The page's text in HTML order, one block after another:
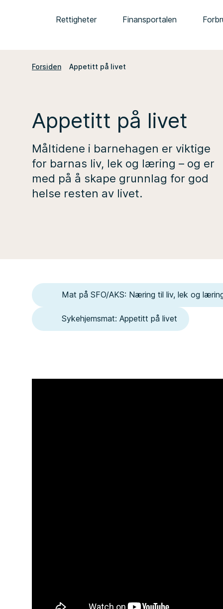
Rettigheter Finansportalen
Forsiden Appetitt på livet
Appetitt på livet
Måltidene i barnehagen er viktige
for barnas liv, lek og læring – og er
med på å skape grunnlag for god
helse resten av livet.
Mat på SFO/AKS: Næring til liv, lek og
Sykehjemsmat: Appetitt på livet